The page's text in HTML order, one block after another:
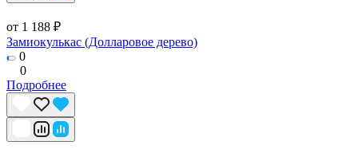
от 1 188 ₽
Замиокулькас (Долларовое дерево)
0
0
Подробнее